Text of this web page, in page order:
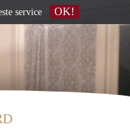
service OK!